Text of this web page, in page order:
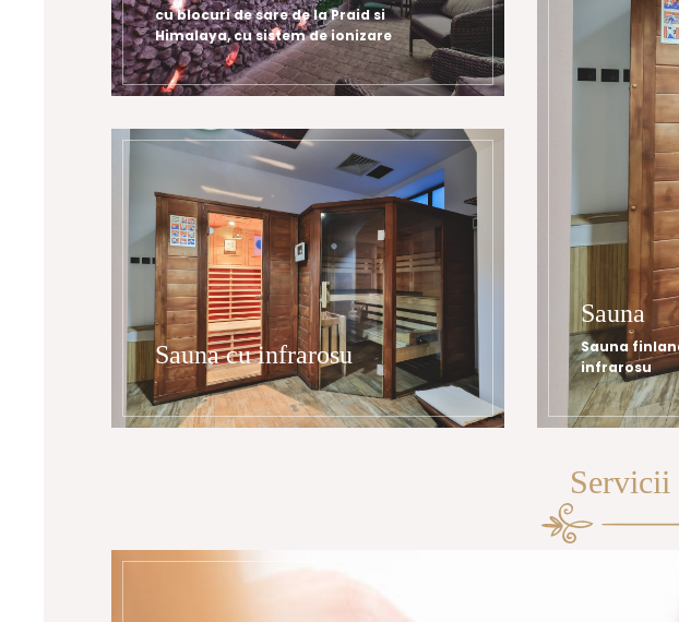
cu blocuri de sare de la Praid si
Himalaya, cu sistem de ionizare
Sauna cu infrarosu
Sauna
Sauna
infrarosu
Servicii